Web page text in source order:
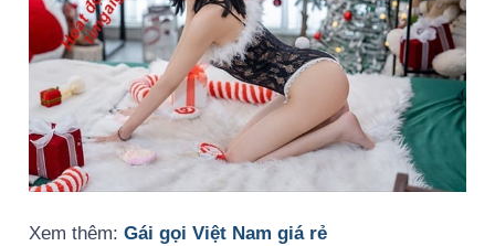
Xem thêm: Gái gọi Việt Nam giá rẻ